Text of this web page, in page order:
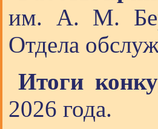
им. А. М.
Отдела
Итоги
2026 года.